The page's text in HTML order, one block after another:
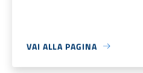
VAI ALLA PAGINA